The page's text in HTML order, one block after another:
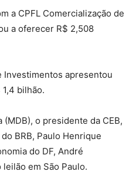
a CPFL Comercialização de
a oferecer R$ 2,508
Investimentos apresentou
bilhão.
o presidente da CEB,
BRB, Paulo Henrique
do DF, André
em São Paulo.